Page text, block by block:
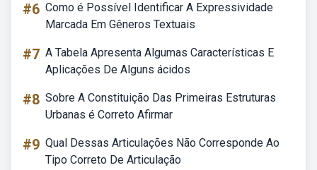
#6 Como é Possível Identificar A Expressividade
Marcada Em Gêneros Textuais
#7 A Tabela Apresenta Algumas Características E
Aplicações De Alguns ácidos
#8 Sobre A Constituição Das Primeiras Estruturas
Urbanas é Correto Afirmar
#9 Qual Dessas Articulações Não Corresponde Ao
Tipo Correto De Articulação